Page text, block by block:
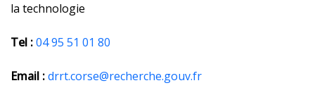
la technologie
Tel :04 95 51 01 80
Email :drrt.corse@recherche.gouv.fr